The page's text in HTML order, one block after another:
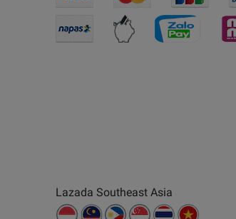
Lazada Southeast Asia